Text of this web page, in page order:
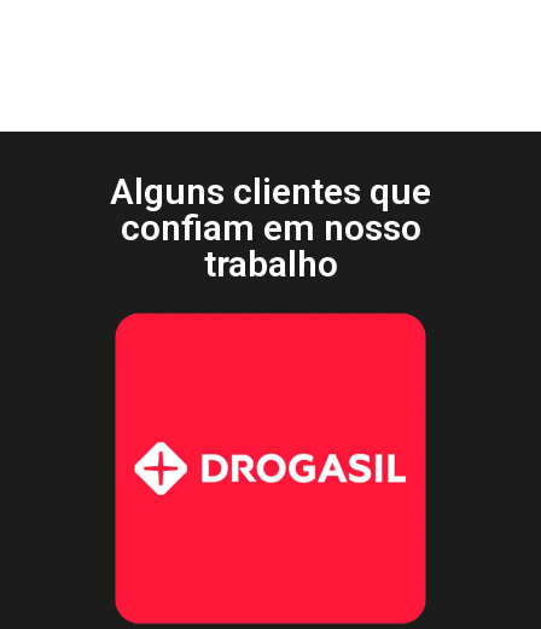
Alguns clientes que
confiam em nosso
trabalho